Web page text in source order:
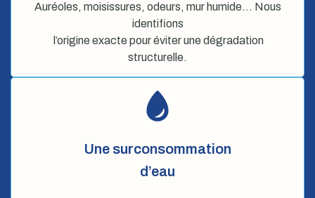
Auréoles, moisissures, odeurs, mur humide… Nous
identifions
l’origine exacte pour éviter une dégradation
structurelle.
Une surconsommation
d’eau